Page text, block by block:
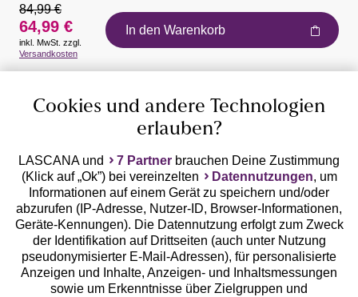
Auszeichnungen
Geprüfte Sicherheit
Unsere Apps
84,99 €
64,99 €
inkl. MwSt. zzgl.
Versandkosten
In den Warenkorb
Cookies und andere Technologien
erlauben?
LASCANA und 7 Partner brauchen Deine Zustimmung
(Klick auf „Ok”) bei vereinzelten
Datennutzungen, um
Informationen auf einem Gerät zu speichern und/oder
abzurufen (IP-Adresse, Nutzer-ID, Browser-Informationen,
Geräte-Kennungen). Die Datennutzung erfolgt zum Zweck
der Identifikation auf Drittseiten (auch unter Nutzung
pseudonymisierter E-Mail-Adressen), für personalisierte
Anzeigen und Inhalte, Anzeigen- und Inhaltsmessungen
sowie um Erkenntnisse über Zielgruppen und